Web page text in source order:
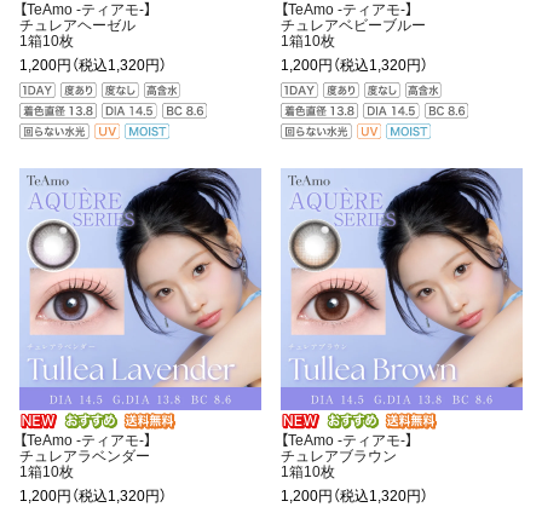
【TeAmo -ティアモ-】
チュレアヘーゼル
1箱10枚
1,200円 （税込1,320円）
【TeAmo -ティアモ-】
チュレアベビーブルー
1箱10枚
1,200円 （税込1,320円）
【TeAmo -ティアモ-】
チュレアラベンダー
1箱10枚
1,200円 （税込1,320円）
【TeAmo -ティアモ-】
チュレアブラウン
1箱10枚
1,200円 （税込1,320円）